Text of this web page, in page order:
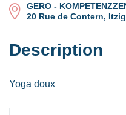
GERO -
20 Rue de Contern,
Description
Yoga doux